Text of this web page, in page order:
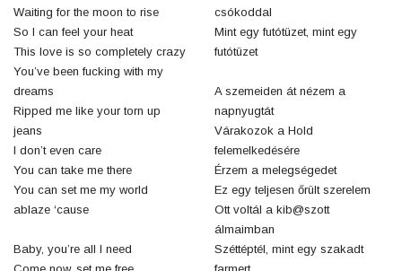
Waiting for the moon to rise
So I can feel your heat
This love is so completely crazy
You’ve been fucking with my
dreams
Ripped me like your torn up
jeans
I don’t even care
You can take me there
You can set me my world
ablaze ‘cause
Baby, you’re all I need
csókoddal
Mint egy futótüzet, mint egy
futótüzet
A szemeiden át nézem a
napnyugtát
Várakozok a Hold
felemelkedésére
Érzem a melegségedet
Ez egy teljesen őrült szerelem
Ott voltál a kib@szott
álmaimban
Széttéptél, mint egy szakadt